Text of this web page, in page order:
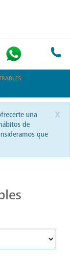
x
una
de
que